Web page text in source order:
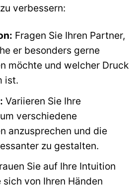
verbessern:
Fragen Sie Ihren Partner,
er besonders gerne
möchte und welcher Druck
ist.
Variieren Sie Ihre
verschiedene
anzusprechen und die
zu gestalten.
Sie auf Ihre Intuition
sich von Ihren Händen